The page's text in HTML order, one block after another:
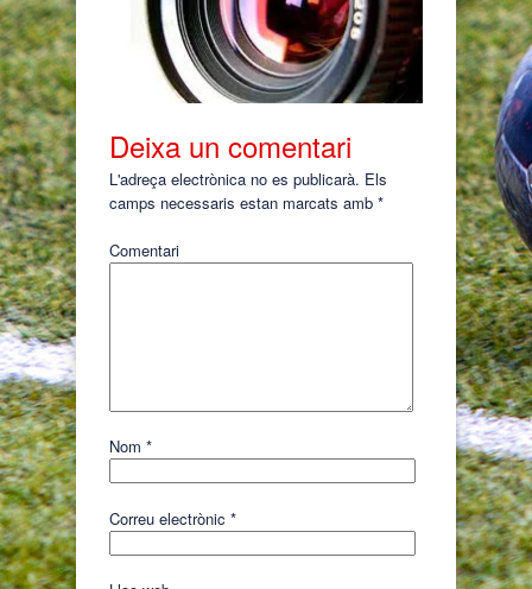
Deixa un comentari
L'adreça electrònica no es publicarà. Els
camps necessaris estan marcats amb *
Comentari
Nom *
Correu electrònic *